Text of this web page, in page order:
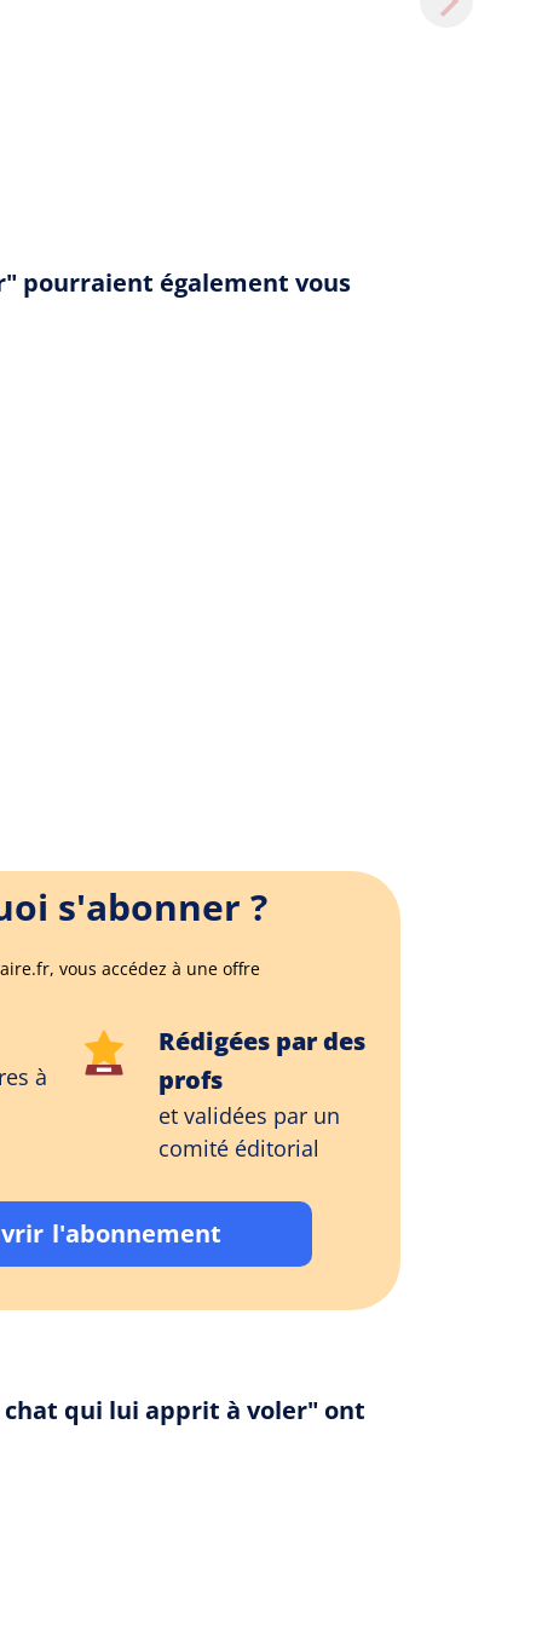
pourraient également vous
s'abonner ?
vous accédez à une offre
à
Rédigées par des
profs
et validées par un
comité éditorial
l'abonnement
qui lui apprit à voler" ont